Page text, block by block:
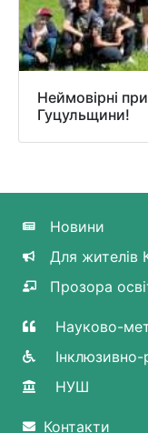
Неймовірні
Гуцульщини!
Новини
Для жителів
Прозора
Науково-
НУШ
Контакти